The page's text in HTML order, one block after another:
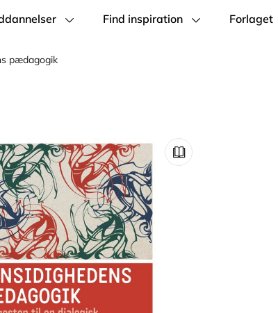
Find inspiration Forlaget
pædagogik